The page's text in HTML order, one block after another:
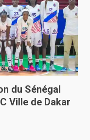
du Sénégal
Ville de Dakar